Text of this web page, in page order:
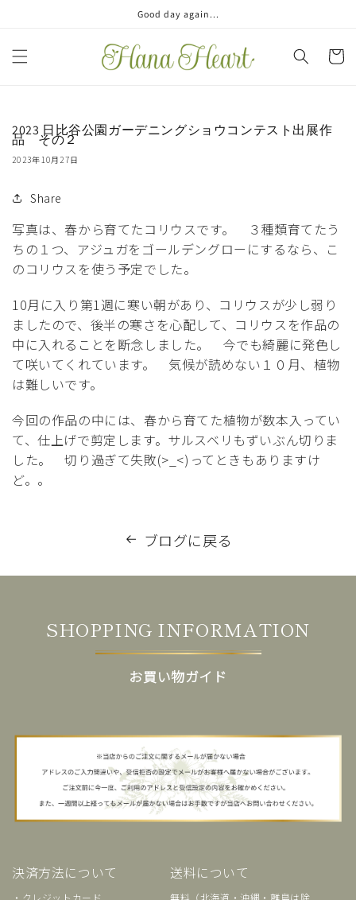
Good day again...
ー
2023 日比谷公園ガーデニングショウコンテスト出展作
品 その２
2023年10月27日
Share
写真は、春から育てたコリウスです。 ３種類育てたう
ちの１つ、アジュガをゴールデングローにするなら、こ
のコリウスを使う予定でした。
10月に入り第1週に寒い朝があり、コリウスが少し弱り
ましたので、後半の寒さを心配して、コリウスを作品の
中に入れることを断念しました。 今でも綺麗に発色し
て咲いてくれています。 気候が読めない１０月、植物
は難しいです。
今回の作品の中には、春から育てた植物が数本入ってい
て、仕上げで剪定します。サルスベリもずいぶん切りま
した。 切り過ぎて失敗(>_<)ってときもありますけ
ど。。
ブログに戻る
SHOPPING INFORMATION
お買い物ガイド
決済方法について
・クレジットカード
送料について
無料（北海道・沖縄・離島は除